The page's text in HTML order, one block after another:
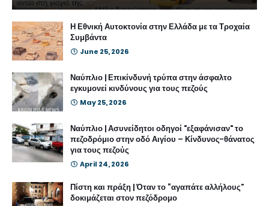
Η Εθνική Αυτοκτονία στην Ελλάδα με τα Τροχαία
Συμβάντα
June 25, 2026
Ναύπλιο | Επικίνδυνή τρύπα στην άσφαλτο
εγκυμονεί κινδύνους για τους πεζούς
May 25, 2026
Ναύπλιο | Ασυνείδητοι οδηγοί "εξαφάνισαν" το
πεζοδρόμιο στην οδό Αιγίου – Κίνδυνος-θάνατος
για τους πεζούς
April 24, 2026
Πίστη και πράξη | Όταν το “αγαπάτε αλλήλους”
δοκιμάζεται στον πεζόδρομο